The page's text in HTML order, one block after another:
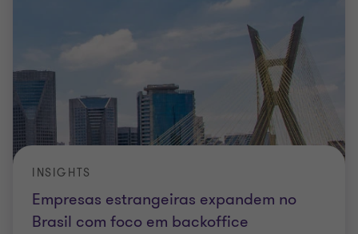
Empresas estrangeiras expandem no
Brasil com foco em backoffice
INSIGHTS